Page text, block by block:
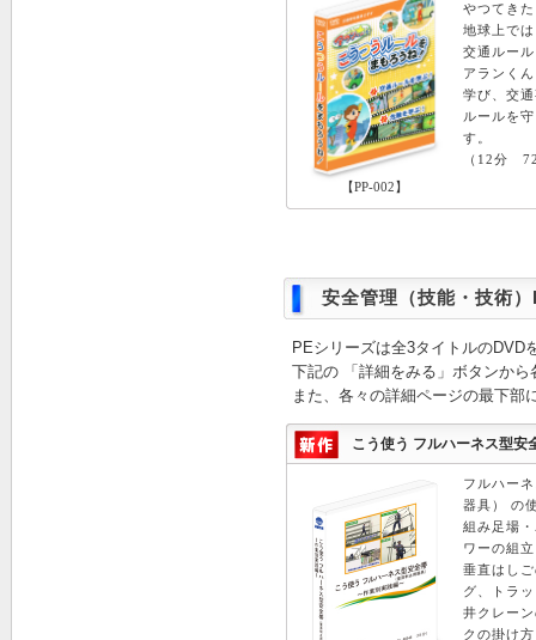
【PP-002】
やつてき
地球上で
交通ルー
アランく
学び、交
ルールを
す。
（12分
安全管理（技能・技術
PEシリーズは全3タイトルのDVD
下記の 「詳細をみる」ボタンか
また、各々の詳細ページの最下部
こう使う フルハーネス型安
フルハー
器具） の
組み足場
ワーの組
垂直はし
グ、トラ
井クレー
クの掛け